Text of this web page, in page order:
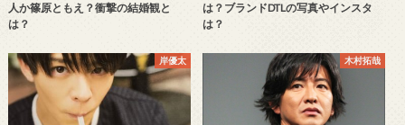
人か篠原ともえ？衝撃の結婚観と
は？
は？ブランドDTLの写真やインスタ
は？
岸優太 木村拓哉